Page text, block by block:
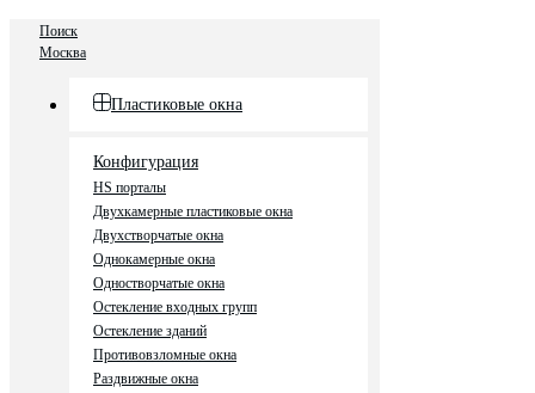
Поиск
Москва
Пластиковые окна
Конфигурация
HS порталы
Двухкамерные пластиковые окна
Двухстворчатые окна
Однокамерные окна
Одностворчатые окна
Остекление входных групп
Остекление зданий
Противовзломные окна
Раздвижные окна